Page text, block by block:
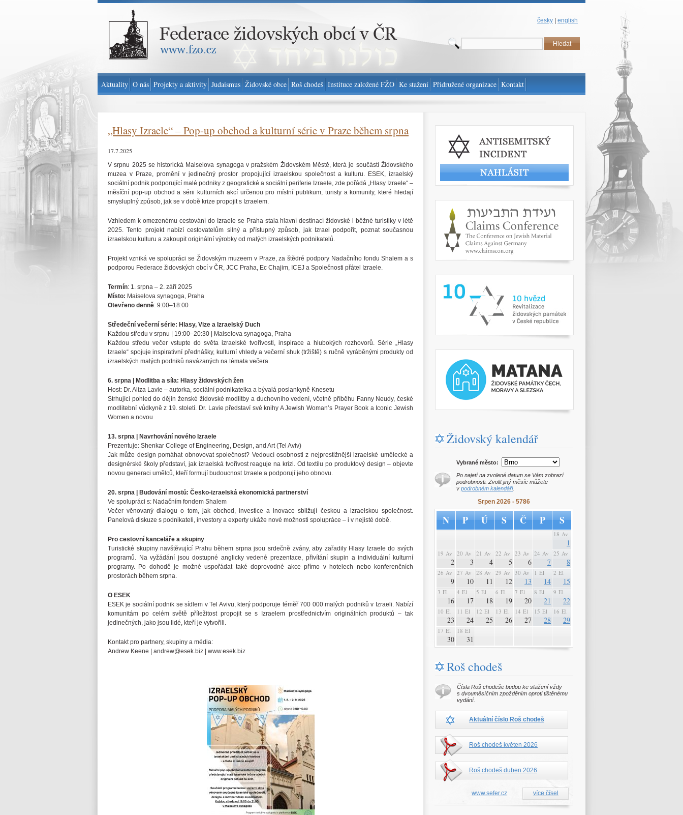
Federace židovských obcí v ČR - www.fzo.cz
česky english
„Hlasy Izraele“ – Pop-up obchod a kulturní série v Praze během srpna
17.7.2025
V srpnu 2025 se historická Maiselova synagoga v pražském Židovském Městě, která je součástí Židovského
muzea v Praze, promění v jedinečný prostor propojující izraelskou společnost a kulturu. ESEK, izraelský
sociální podnik podporující malé podniky z geografické a sociální periferie Izraele, zde pořádá „Hlasy Izraele“ –
měsíční pop-up obchod a sérii kulturních akcí určenou pro místní publikum, turisty a komunity, které hledají
smysluplný způsob, jak se v době krize propojit s Izraelem.
Vzhledem k omezenému cestování do Izraele se Praha stala hlavní destinací židovské i běžné turistiky v létě
2025. Tento projekt nabízí cestovatelům silný a přístupný způsob, jak Izrael podpořit, poznat současnou
izraelskou kulturu a zakoupit originální výrobky od malých izraelských podnikatelů.
Projekt vzniká ve spolupráci se Židovským muzeem v Praze, za štědré podpory Nadačního fondu Shalem a s
podporou Federace židovských obcí v ČR, JCC Praha, Ec Chajim, ICEJ a Společnosti přátel Izraele.
Termín: 1. srpna – 2. září 2025
Místo: Maiselova synagoga, Praha
Otevřeno denně: 9:00–18:00
Středeční večerní série: Hlasy, Vize a Izraelský Duch
Každou středu v srpnu | 19:00–20:30 | Maiselova synagoga, Praha
Každou středu večer vstupte do světa izraelské tvořivosti, inspirace a hlubokých rozhovorů. Série „Hlasy
Izraele“ spojuje inspirativní přednášky, kulturní vhledy a večerní shuk (tržiště) s ručně vyráběnými produkty od
izraelských malých podniků navázaných na témata večera.
6. srpna | Modlitba a síla: Hlasy židovských žen
Host: Dr. Aliza Lavie – autorka, sociální podnikatelka a bývalá poslankyně Knesetu
Strhující pohled do dějin ženské židovské modlitby a duchovního vedení, včetně příběhu Fanny Neudy, české
modlitební vůdkyně z 19. století. Dr. Lavie představí své knihy A Jewish Woman’s Prayer Book a Iconic Jewish
Women a novou
13. srpna | Navrhování nového Izraele
Prezentuje: Shenkar College of Engineering, Design, and Art (Tel Aviv)
Jak může design pomáhat obnovovat společnost? Vedoucí osobnosti z nejprestižnější izraelské umělecké a
designérské školy představí, jak izraelská tvořivost reaguje na krizi. Od textilu po produktový design – objevte
novou generaci umělců, kteří formují budoucnost Izraele a podporují jeho obnovu.
20. srpna | Budování mostů: Česko-izraelská ekonomická partnerství
Ve spolupráci s: Nadačním fondem Shalem
Večer věnovaný dialogu o tom, jak obchod, investice a inovace sbližují českou a izraelskou společnost.
Panelová diskuze s podnikateli, investory a experty ukáže nové možnosti spolupráce – i v nejisté době.
Pro cestovní kanceláře a skupiny
Turistické skupiny navštěvující Prahu během srpna jsou srdečně zvány, aby zařadily Hlasy Izraele do svých
programů. Na vyžádání jsou dostupné anglicky vedené prezentace, přivítání skupin a individuální kulturní
programy. Po dohodě je možné uspořádat také doprovodné akce přímo v hotelech nebo konferenčních
prostorách během srpna.
O ESEK
ESEK je sociální podnik se sídlem v Tel Avivu, který podporuje téměř 700 000 malých podniků v Izraeli. Nabízí
komunitám po celém světě příležitost propojit se s Izraelem prostřednictvím originálních produktů – tak
jedinečných, jako jsou lidé, kteří je vytvořili.
Kontakt pro partnery, skupiny a média:
Andrew Keene | andrew@esek.biz | www.esek.biz
Židovský kalendář
Vybrané město:
Po najetí na zvolené datum se Vám zobrazí
podrobnosti. Zvolit jiný měsíc můžete
v podrobném kalendáři.
Srpen 2026 - 5786
N P Ú S Č P S
18 Av
1
19 Av
2
20 Av
3
21 Av
4
22 Av
5
23 Av
6
24 Av
7
25 Av
8
26 Av
9
27 Av
10
28 Av
11
29 Av
12
30 Av
13
1 El
14
2 El
15
3 El
16
4 El
17
5 El
18
6 El
19
7 El
20
8 El
21
9 El
22
10 El
23
11 El
24
12 El
25
13 El
26
14 El
27
15 El
28
16 El
29
17 El
30
18 El
31
Roš chodeš
Čísla Roš chodeše budou ke stažení vždy
s dvouměsíčním zpožděním oproti tištěnému
vydání.
Aktuální číslo Roš chodeš
Roš chodeš květen 2026
Roš chodeš duben 2026
www.sefer.cz více čísel
Aktuality O nás Projekty a aktivity Judaismus Židovské obce Roš chodeš Instituce založené FŽO Ke stažení Přidružené organizace Kontakt